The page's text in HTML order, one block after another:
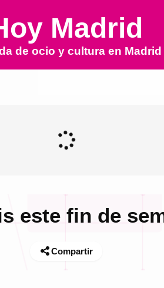
Madrid
de ocio y cultura en Madrid
este fin de
Compartir